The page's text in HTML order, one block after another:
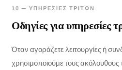
10 — ΥΠΗΡΕΣΊΕΣ ΤΡΊΤΩΝ
Οδηγίες για υπηρεσίες
Όταν αγοράζετε λειτουργίες ή
χρησιμοποιούμε τους ακόλουθους